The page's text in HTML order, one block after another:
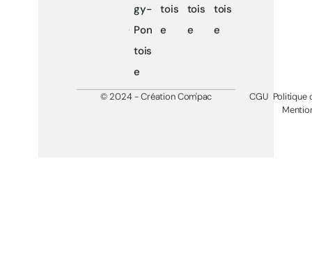
gy-
Pon
tois
e
tois
e
tois
e
tois
e
© 2024 - Création Com'pac CGU Politique